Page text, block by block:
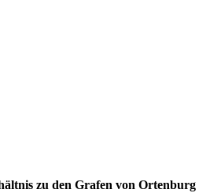
zu den Grafen von Ortenburg